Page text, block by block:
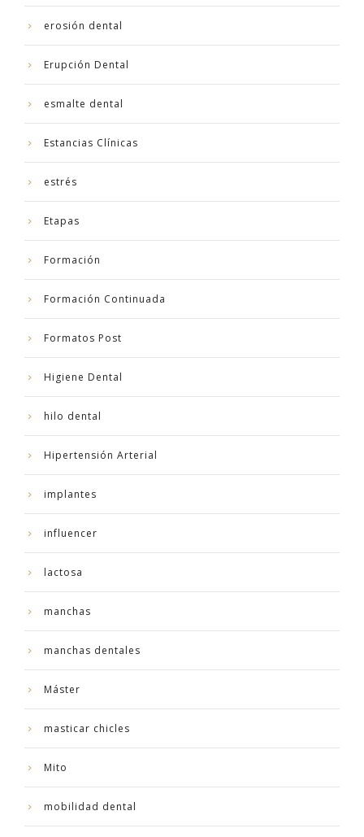
erosión dental
Erupción Dental
esmalte dental
Estancias Clínicas
estrés
Etapas
Formación
Formación Continuada
Formatos Post
Higiene Dental
hilo dental
Hipertensión Arterial
implantes
influencer
lactosa
manchas
manchas dentales
Máster
masticar chicles
Mito
mobilidad dental